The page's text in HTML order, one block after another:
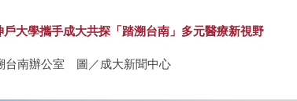
大學攜手成大共探「踏溯台南」多元醫療新視野
台南辦公室 圖／成大新聞中心